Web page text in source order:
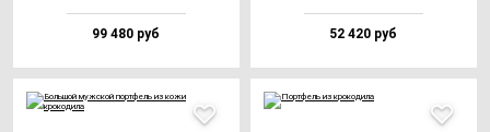
99 480 руб 52 420 руб